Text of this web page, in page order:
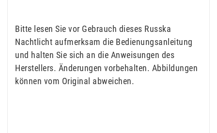
Bitte lesen Sie vor Gebrauch dieses Russka
Nachtlicht aufmerksam die Bedienungsanleitung
und halten Sie sich an die Anweisungen des
Herstellers. Änderungen vorbehalten. Abbildungen
können vom Original abweichen.